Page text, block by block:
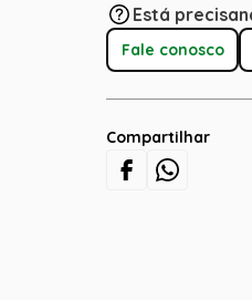
Está
Fale conosco
Compartilhar